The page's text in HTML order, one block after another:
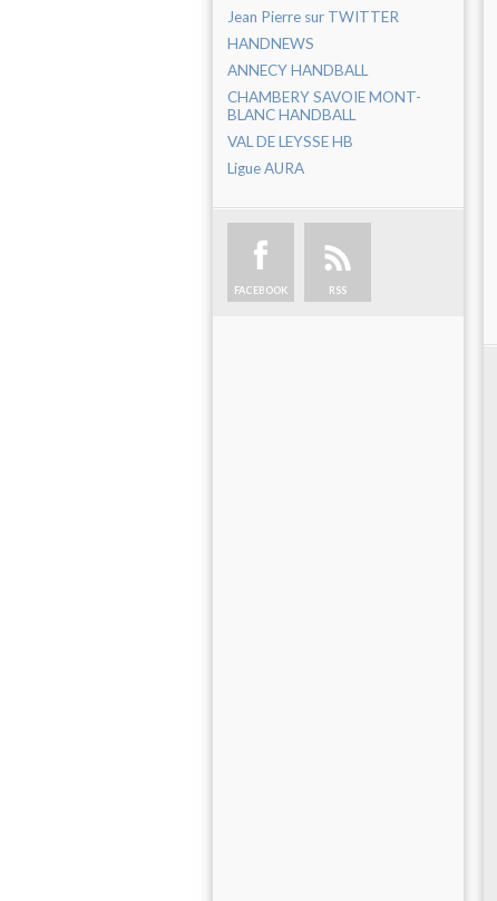
Jean Pierre sur TWITTER
HANDNEWS
ANNECY HANDBALL
CHAMBERY SAVOIE MONT-
BLANC HANDBALL
VAL DE LEYSSE HB
Ligue AURA
FACEBOOK RSS